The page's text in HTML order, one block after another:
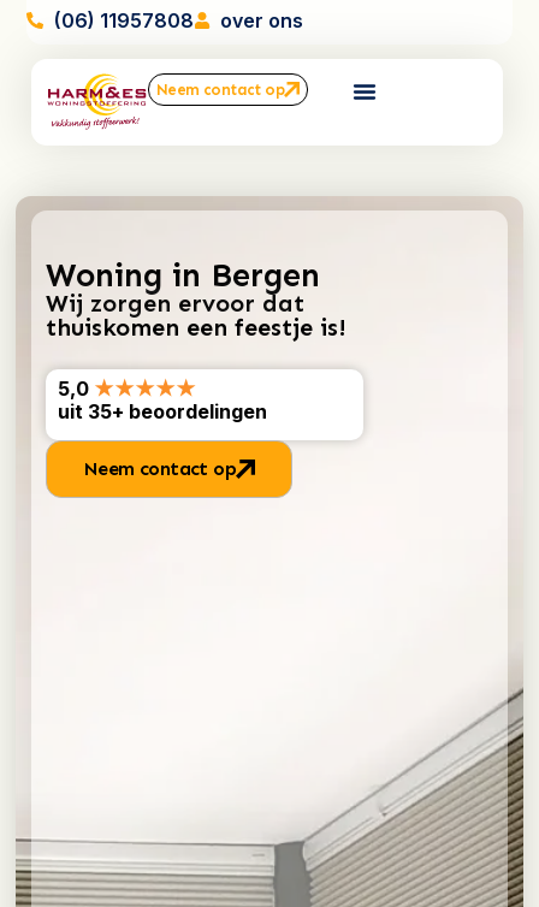
(06) 11957808 over ons
Neem contact op
Woning in Bergen
Wij zorgen ervoor dat
thuiskomen een feestje is!
5,0 ★★★★★
uit 35+ beoordelingen
Neem contact op